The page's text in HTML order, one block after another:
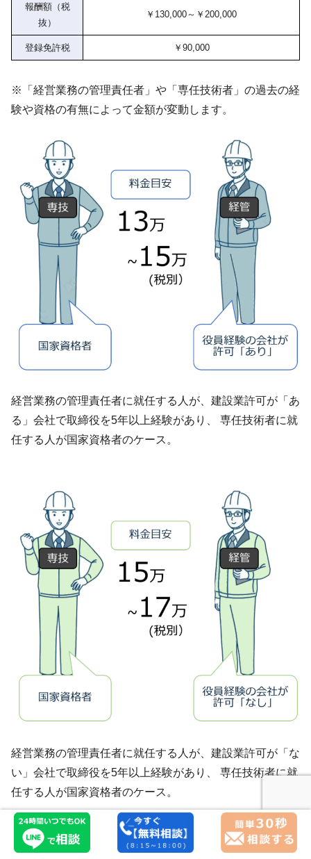
報酬額（税
抜）
￥130,000～￥200,000
登録免許税 ￥90,000
※「経営業務の管理責任者」や「専任技術者」の過去の経
験や資格の有無によって金額が変動します。
経営業務の管理責任者に就任する人が、建設業許可が「あ
る」会社で取締役を5年以上経験があり、 専任技術者に就
任する人が国家資格者のケース。
経営業務の管理責任者に就任する人が、建設業許可が「な
い」会社で取締役を5年以上経験があり、 専任技術者に就
任する人が国家資格者のケース。